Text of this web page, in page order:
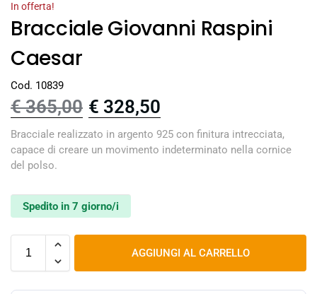
In offerta!
Bracciale Giovanni Raspini
Caesar
Cod. 10839
€365,00 € 328,50
Bracciale realizzato in argento 925 con finitura intrecciata,
capace di creare un movimento indeterminato nella cornice
del polso.
Spedito in 7 giorno/i
AGGIUNGI AL CARRELLO